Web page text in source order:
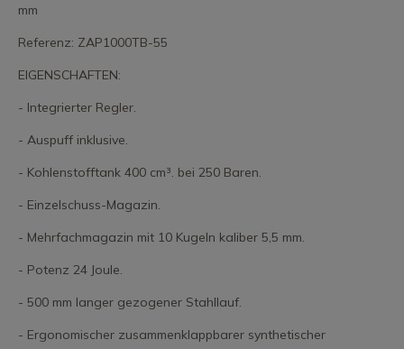
mm
Referenz: ZAP1000TB-55
EIGENSCHAFTEN:
- Integrierter Regler.
- Auspuff inklusive.
- Kohlenstofftank 400 cm³. bei 250 Baren.
- Einzelschuss-Magazin.
- Mehrfachmagazin mit 10 Kugeln kaliber 5,5 mm.
- Potenz 24 Joule.
- 500 mm langer gezogener Stahllauf.
- Ergonomischer zusammenklappbarer synthetischer